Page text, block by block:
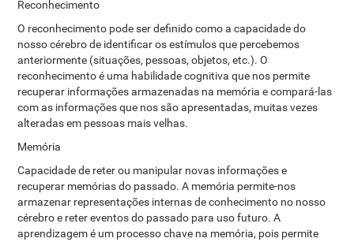
Reconhecimento
O reconhecimento pode ser definido como a capacidade do
nosso cérebro de identificar os estímulos que percebemos
anteriormente (situações, pessoas, objetos, etc.). O
reconhecimento é uma habilidade cognitiva que nos permite
recuperar informações armazenadas na memória e compará-las
com as informações que nos são apresentadas, muitas vezes
alteradas em pessoas mais velhas.
Memória
Capacidade de reter ou manipular novas informações e
recuperar memórias do passado. A memória permite-nos
armazenar representações internas de conhecimento no nosso
cérebro e reter eventos do passado para uso futuro. A
aprendizagem é um processo chave na memória, pois permite